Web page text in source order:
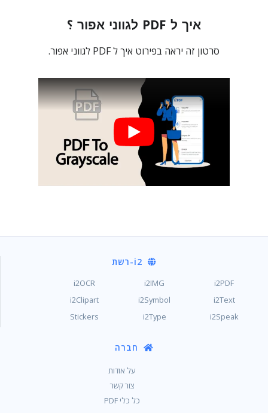
איך ל PDF לגווני אפור ؟
סרטון זה יראה בפירוט איך ל PDF לגווני אפור.
i2-רשת
i2PDF
i2IMG
i2OCR
i2Text
i2Symbol
i2Clipart
i2Speak
i2Type
Stickers
חברה
על אודות
צור קשר
כל כלי PDF